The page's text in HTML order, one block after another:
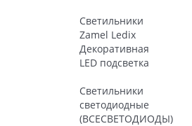
Светильники
Zamel Ledix
Декоративная
LED подсветка
Светильники
светодиодные
(ВСЕСВЕТОДИОДЫ)